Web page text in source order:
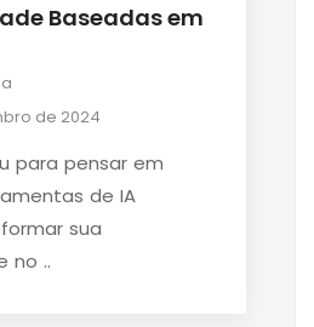
Baseadas em
de 2024
para pensar em
de IA
sua
no ..